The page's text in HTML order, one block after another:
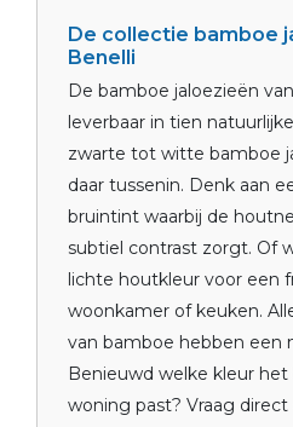
De collectie bamboe
Benelli
De bamboe jaloezieën
leverbaar in tien
zwarte tot witte bamboe
daar tussenin. Denk aan
bruintint waarbij de
subtiel contrast zorgt. Of
lichte houtkleur voor een
woonkamer of keuken.
van bamboe hebben een
Benieuwd welke kleur
woning past? Vraag